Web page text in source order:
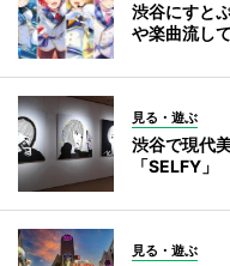
渋谷にすと
や楽曲流し
見る・遊ぶ
渋谷で現代
「SELFY
見る・遊ぶ